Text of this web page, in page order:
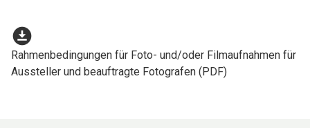
download_for_offline
Rahmenbedingungen für Foto- und/oder Filmaufnahmen für
Aussteller und beauftragte Fotografen (PDF)